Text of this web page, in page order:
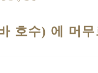
호수) 에 머